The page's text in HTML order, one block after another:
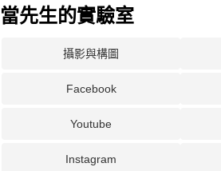
當先生的實驗室
攝影與構圖
Facebook
Youtube
Instagram